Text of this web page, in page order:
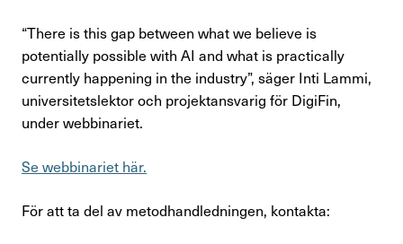
“There is this gap between what we believe is
potentially possible with AI and what is practically
currently happening in the industry”, säger Inti Lammi,
universitetslektor och projektansvarig för DigiFin,
under webbinariet.
Se webbinariet här.
För att ta del av metodhandledningen, kontakta: